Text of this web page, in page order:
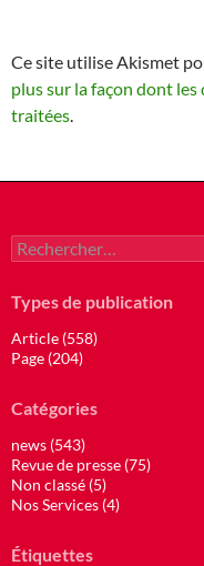
Ce site utilise Akismet
plus sur la façon dont
traitées
Rechercher :
Types de publication
Article (558)
Page (204)
Catégories
news (543)
Revue de presse (75)
Non classé (5)
Nos Services (4)
Étiquettes